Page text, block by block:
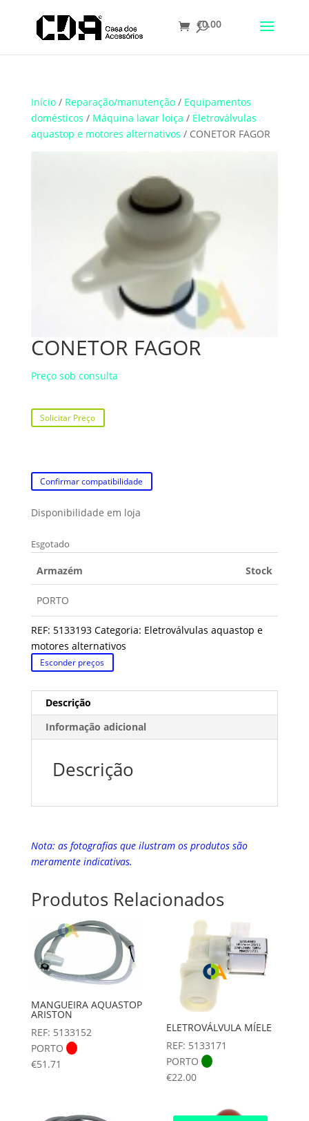
Translate
€0.00
Início/ Reparação/manutenção/ Equipamentos
domésticos / Máquina lavar loiça / Eletroválvulas
aquastop e motores alternativos / CONETOR FAGOR
CONETOR FAGOR
Preço sob consulta
Solicitar Preço
Confirmar compatibilidade
Disponibilidade em loja
Esgotado
Armazém Stock
PORTO
REF: 5133193 Categoria: Eletroválvulas aquastop e
motores alternativos
Esconder preços
Descrição
Informação adicional
Descrição
Nota: as fotografias que ilustram os produtos são
meramente indicativas.
Produtos Relacionados
MANGUEIRA AQUASTOP
ARISTON
REF: 5133152
PORTO
€51.71
ELETROVÁLVULA MÍELE
REF: 5133171
PORTO
€22.00